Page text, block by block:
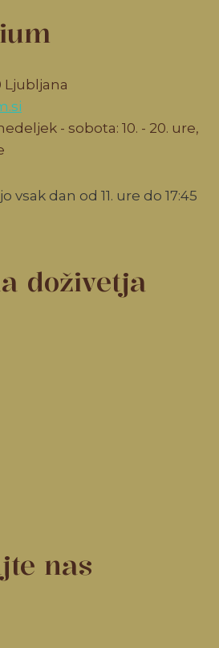
Ljubljana
- sobota: 10. - 20. ure,
vsak dan od 11. ure do 17:45
doživetja
nas